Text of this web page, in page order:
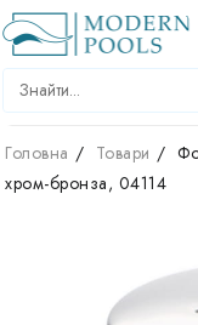
Перейти
до
вмісту
Головна Товари
хром-бронза, 04114